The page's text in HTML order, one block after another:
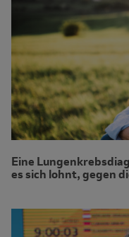
Eine
es sich lohnt, gegen